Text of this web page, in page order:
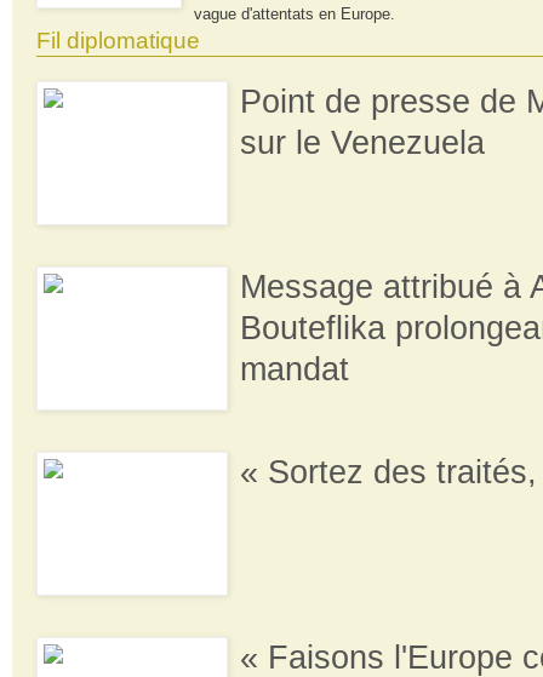
vague d'attentats en Europe.
Fil diplomatique
Point de presse de
sur le Venezuela
Message attribué à
Bouteflika
mandat
« Sortez des
« Faisons l'Europe